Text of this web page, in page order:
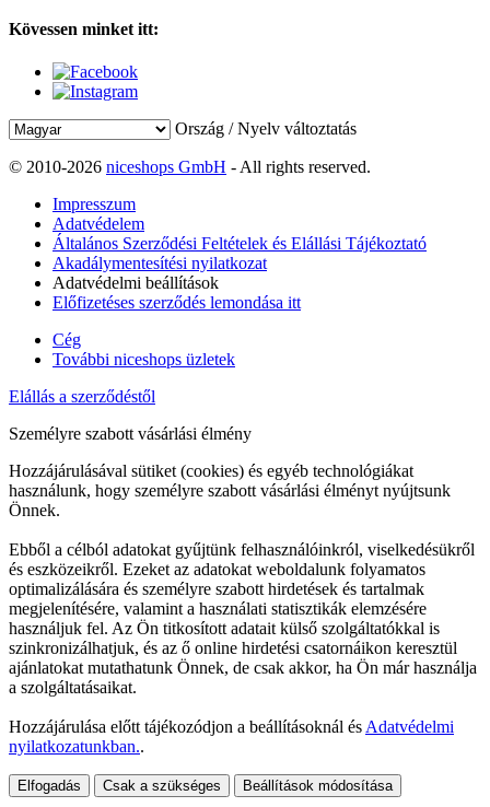
Kövessen minket itt:
Ország / Nyelv változtatás
© 2010-2026 niceshops GmbH - All rights reserved.
Impresszum
Adatvédelem
Általános Szerződési Feltételek és Elállási Tájékoztató
Akadálymentesítési nyilatkozat
Adatvédelmi beállítások
Előfizetéses szerződés lemondása itt
Cég
További niceshops üzletek
Elállás a szerződéstől
Személyre szabott vásárlási élmény
Hozzájárulásával sütiket (cookies) és egyéb technológiákat
használunk, hogy személyre szabott vásárlási élményt nyújtsunk
Önnek.
Ebből a célból adatokat gyűjtünk felhasználóinkról, viselkedésükről
és eszközeikről. Ezeket az adatokat weboldalunk folyamatos
optimalizálására és személyre szabott hirdetések és tartalmak
megjelenítésére, valamint a használati statisztikák elemzésére
használjuk fel. Az Ön titkosított adatait külső szolgáltatókkal is
szinkronizálhatjuk, és az ő online hirdetési csatornáikon keresztül
ajánlatokat mutathatunk Önnek, de csak akkor, ha Ön már használja
a szolgáltatásaikat.
Hozzájárulása előtt tájékozódjon a beállításoknál és Adatvédelmi
nyilatkozatunkban..
Elfogadás Csak a szükséges Beállítások módosítása